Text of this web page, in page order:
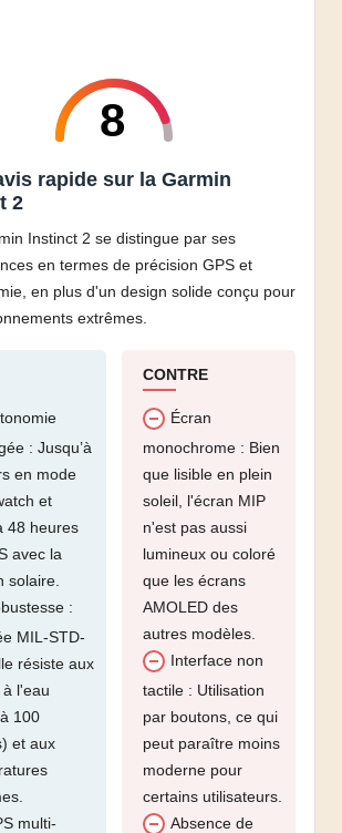
8
rapide sur la Garmin
2
Instinct 2 se distingue par ses
en termes de précision GPS et
en plus d'un design solide conçu pour
extrêmes.
: Jusqu’à
en mode
et
48 heures
avec la
solaire.
:
MIL-STD-
résiste aux
l'eau
100
et aux
multi-
CONTRE
Écran
monochrome : Bien
que lisible en plein
soleil, l'écran MIP
n'est pas aussi
lumineux ou coloré
que les écrans
AMOLED des
autres modèles.
Interface non
tactile : Utilisation
par boutons, ce qui
peut paraître moins
moderne pour
certains utilisateurs.
Absence de